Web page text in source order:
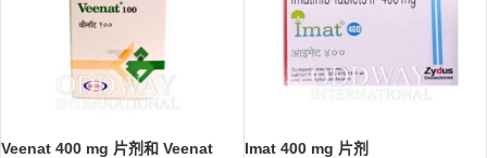
Veenat 400 mg 片剂和 Veenat
Imat 400 mg 片剂